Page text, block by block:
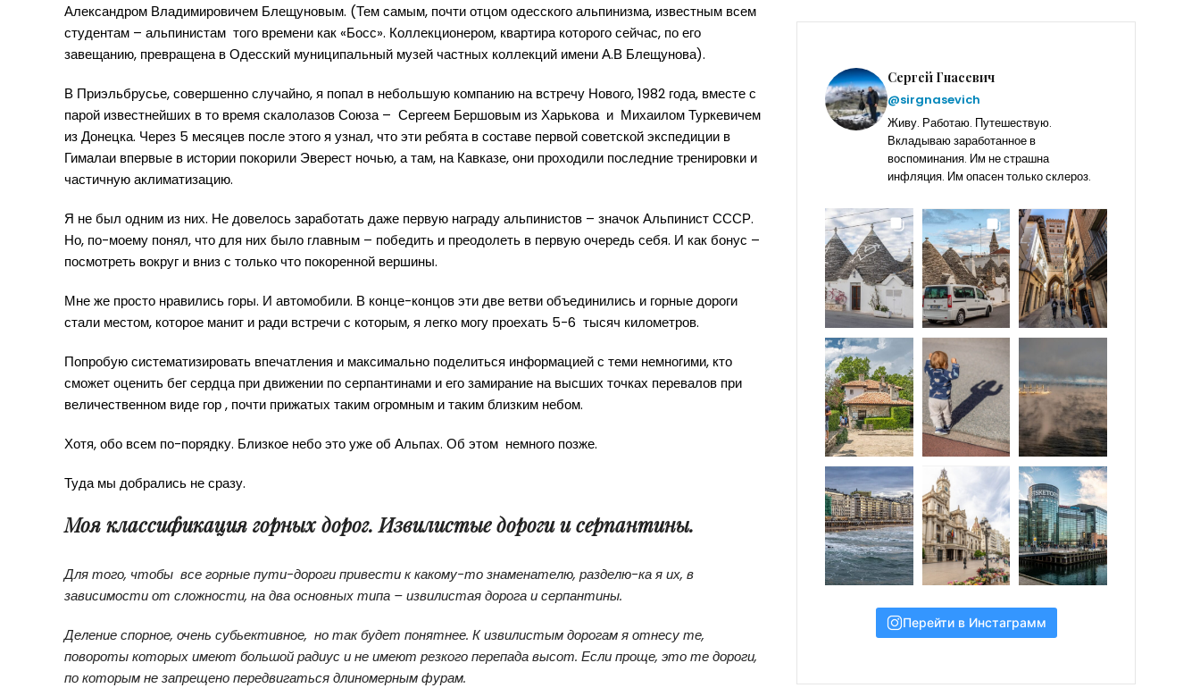
Александром Владимировичем Блещуновым. (Тем самым, почти отцом одесского альпинизма, известным всем
студентам – альпинистам того времени как «Босс». Коллекционером, квартира которого сейчас, по его
завещанию, превращена в Одесский муниципальный музей частных коллекций имени А.В Блещунова).
В Приэльбрусье, совершенно случайно, я попал в небольшую компанию на встречу Нового, 1982 года, вместе с
парой известнейших в то время скалолазов Союза – Сергеем Бершовым из Харькова и Михаилом Туркевичем
из Донецка. Через 5 месяцев после этого я узнал, что эти ребята в составе первой советской экспедиции в
Гималаи впервые в истории покорили Эверест ночью, а там, на Кавказе, они проходили последние тренировки и
частичную аклиматизацию.
Я не был одним из них. Не довелось заработать даже первую награду альпинистов – значок Альпинист СССР.
Но, по-моему понял, что для них было главным – победить и преодолеть в первую очередь себя. И как бонус –
посмотреть вокруг и вниз с только что покоренной вершины.
Мне же просто нравились горы. И автомобили. В конце-концов эти две ветви объединились и горные дороги
стали местом, которое манит и ради встречи с которым, я легко могу проехать 5-6 тысяч километров.
Попробую систематизировать впечатления и максимально поделиться информацией с теми немногими, кто
сможет оценить бег сердца при движении по серпантинами и его замирание на высших точках перевалов при
величественном виде гор , почти прижатых таким огромным и таким близким небом.
Хотя, обо всем по-порядку. Близкое небо это уже об Альпах. Об этом немного позже.
Туда мы добрались не сразу.
Моя классификация горных дорог. Извилистые дороги и серпантины.
Для того, чтобы все горные пути-дороги привести к какому-то знаменателю, разделю-ка я их, в
зависимости от сложности, на два основных типа – извилистая дорога и серпантины.
Деление спорное, очень субьективное, но так будет понятнее. К извилистым дорогам я отнесу те,
повороты которых имеют большой радиус и не имеют резкого перепада высот. Если проще, это те дороги,
по которым не запрещено передвигаться длиномерным фурам.
Сергей Гнасевич
@sirgnasevich
Живу. Работаю. Путешествую.
Вкладываю заработанное в
воспоминания. Им не страшна
инфляция. Им опасен только склероз.
Перейти в Инстаграмм